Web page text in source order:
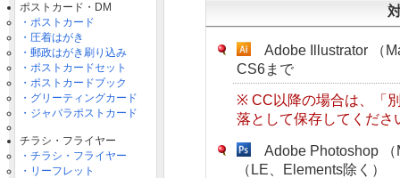
ポストカード・DM
・ポストカード
・圧着はがき
・郵政はがき刷り込み
・ポストカードセット
・ポストカードブック
・グリーティングカード
・ジャバラポストカード
チラシ・フライヤー
・チラシ・フライヤー
・リーフレット
Adobe Illustrator （
CS6まで
※ CC以降の場合は、「
落として保存してくださ
Adobe Photoshop （
（LE、Elements除く）